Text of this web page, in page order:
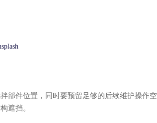
部件位置，同时要预留足够的后续维护操作空
遮挡。